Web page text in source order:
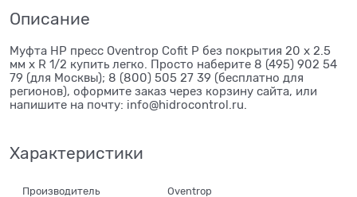
Описание
Муфта НР пресс Oventrop Cofit P без покрытия 20 х 2.5
мм х R 1/2 купить легко. Просто наберите 8 (495) 902 54
79 (для Москвы); 8 (800) 505 27 39 (бесплатно для
регионов), оформите заказ через корзину сайта, или
напишите на почту: info@hidrocontrol.ru.
Характеристики
Производитель Oventrop